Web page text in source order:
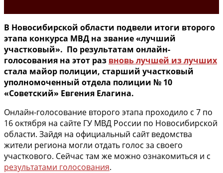
В Новосибирской области подвели итоги второго
этапа конкурса МВД на звание «лучший
участковый». По результатам онлайн-
голосования на этот раз вновь лучшей из лучших
стала майор полиции, старший участковый
уполномоченный отдела полиции № 10
«Советский» Евгения Елагина.
Онлайн-голосование второго этапа проходило с 7 по
16 октября на сайте ГУ МВД России по Новосибирской
области. Зайдя на официальный сайт ведомства
жители региона могли отдать голос за своего
участкового. Сейчас там же можно ознакомиться и с
результатами голосования.